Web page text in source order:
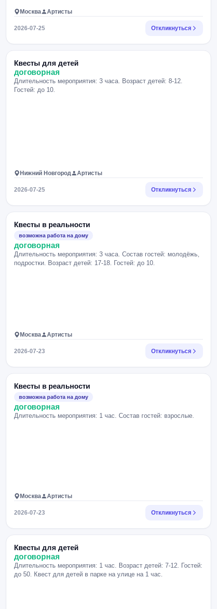
Москва Артисты
2026-07-25 Откликнуться
Квесты для детей
договорная
Длительность мероприятия: 3 часа. Возраст детей: 8-12.
Гостей: до 10.
Нижний Новгород Артисты
2026-07-25 Откликнуться
Квесты в реальности
возможна работа на дому
договорная
Длительность мероприятия: 3 часа. Состав гостей: молодёжь,
подростки. Возраст детей: 17-18. Гостей: до 10.
Москва Артисты
2026-07-23 Откликнуться
Квесты в реальности
возможна работа на дому
договорная
Длительность мероприятия: 1 час. Состав гостей: взрослые.
Москва Артисты
2026-07-23 Откликнуться
Квесты для детей
договорная
Длительность мероприятия: 1 час. Возраст детей: 7-12. Гостей:
до 50. Квест для детей в парке на улице на 1 час.